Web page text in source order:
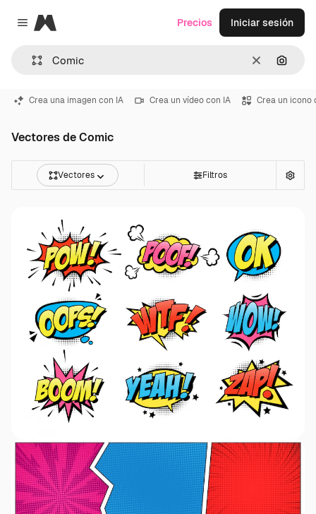
Close menu
Magnific
Borrar
Precios Iniciar sesión
Crea una imagen con IA Crea un vídeo con IA Crea un icono
Vectores de Comic
Vectores Filtros